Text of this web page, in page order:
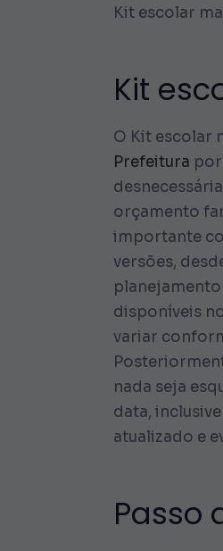
Kit escolar
Kit
O Kit escolar
Prefeitura
orçamento
importante
versões,
disponíveis
variar
nada seja
data,
atualizado e
Passo